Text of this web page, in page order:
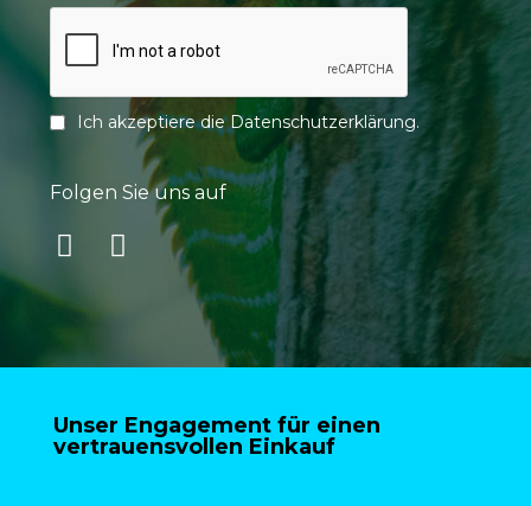
Ich akzeptiere dieDatenschutzerklärung.
Folgen Sie uns auf
Unser Engagement für einen
vertrauensvollen Einkauf